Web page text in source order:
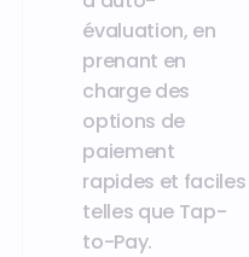
évaluation, en
prenant en
charge des
options de
paiement
rapides et faciles
telles que Tap-
to-Pay.